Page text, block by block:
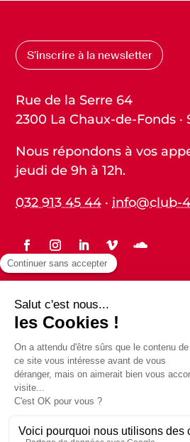
S’inscrire à la newsletter
Rue de la Serre 64
2300 La Chaux-de-Fonds ·
Nous répondons à vos
jeudi de 9h à 12h.
032 913 45 44 ·info@club-
Protection des données